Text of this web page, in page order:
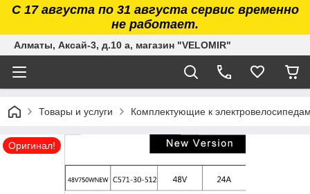
С 17 августа по 31 августа сервис временно
не работает.
Алматы, Аксай-3, д.10 а, магазин "VELOMIR"
Товары и услуги Комплектующие к
Оригинал!